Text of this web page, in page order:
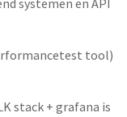
systemen en API
tool)
stack + grafana is